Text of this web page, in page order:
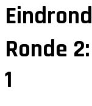
Ronde 2:
1